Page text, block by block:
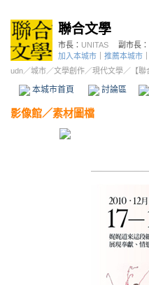
聯合文學
市長： UNITAS 副市長：
加入本城市
推薦本城市
udn／城市／文學創作／現代文學／ 【
本城市首頁 討論區
影像館／素材圖檔